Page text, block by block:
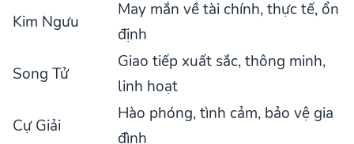
Kim Ngưu
May mắn về tài chính, thực tế, ổn
định
Song Tử
Giao tiếp xuất sắc, thông minh,
linh hoạt
Cự Giải
Hào phóng, tình cảm, bảo vệ gia
đình